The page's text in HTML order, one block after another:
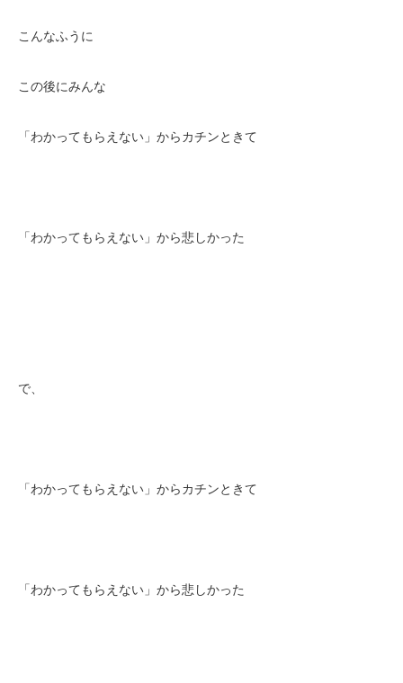
こんなふうに
この後にみんな
「わかってもらえない」からカチンときて
「わかってもらえない」から悲しかった
で、
「わかってもらえない」からカチンときて
「わかってもらえない」から悲しかった